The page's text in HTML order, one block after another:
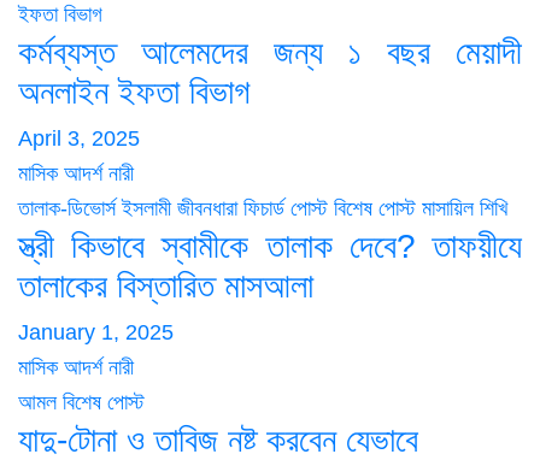
ইফতা বিভাগ
কর্মব্যস্ত আলেমদের জন্য ১ বছর মেয়াদী
অনলাইন ইফতা বিভাগ
April 3, 2025
মাসিক আদর্শ নারী
তালাক-ডিভোর্স ইসলামী জীবনধারা ফিচার্ড পোস্ট বিশেষ পোস্ট মাসায়িল শিখি
স্ত্রী কিভাবে স্বামীকে তালাক দেবে? তাফয়ীযে
তালাকের বিস্তারিত মাসআলা
January 1, 2025
মাসিক আদর্শ নারী
আমল বিশেষ পোস্ট
যাদু-টোনা ও তাবিজ নষ্ট করবেন যেভাবে